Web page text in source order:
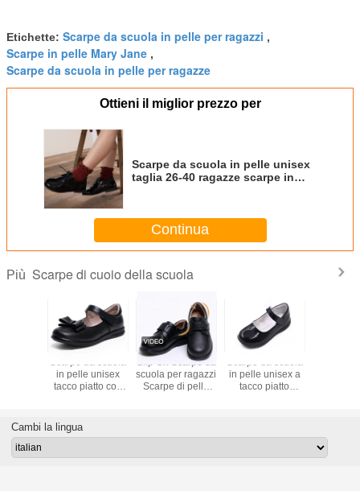
Etichette: Scarpe da scuola in pelle per ragazzi ,
Scarpe in pelle Mary Jane ,
Scarpe da scuola in pelle per ragazze
Ottieni il miglior prezzo per
Scarpe da scuola in pelle unisex
taglia 26-40 ragazze scarpe in
Continua
Più Scarpe di cuoio della scuola
Scarpe da scuola
in pelle unisex
tacco piatto con
Slip On Scarpe da
scuola per ragazzi
Scarpe di pelle
Scarpe da scuola
in pelle unisex a
tacco piatto
Cambi la lingua